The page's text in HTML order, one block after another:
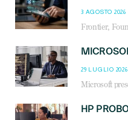
3 AGOSTO 2026
29 LUGLIO 2026